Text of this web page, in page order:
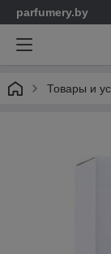
parfumery.by
Товары и